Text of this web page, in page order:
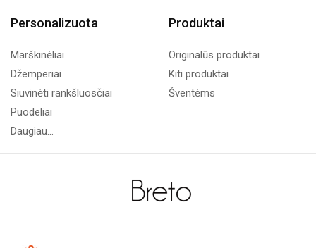
Personalizuota
Marškinėliai
Džemperiai
Siuvinėti rankšluosčiai
Puodeliai
Daugiau...
Produktai
Originalūs produktai
Kiti produktai
Šventėms